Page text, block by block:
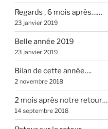
Regards , 6 mois après……
23 janvier 2019
Belle année 2019
23 janvier 2019
Bilan de cette année….
2 novembre 2018
2 mois après notre retour…
14 septembre 2018